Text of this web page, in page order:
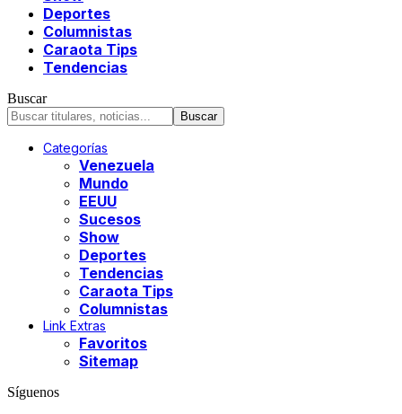
Deportes
Columnistas
Caraota Tips
Tendencias
Buscar
Categorías
Venezuela
Mundo
EEUU
Sucesos
Show
Deportes
Tendencias
Caraota Tips
Columnistas
Link Extras
Favoritos
Sitemap
Síguenos